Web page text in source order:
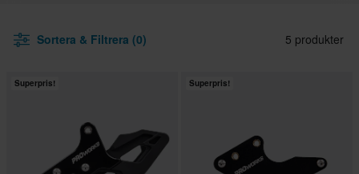
Sortera & Filtrera (0) 5 produkter
Superpris! Superpris!